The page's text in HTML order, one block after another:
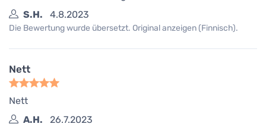
S.H.
4.8.2023
Die Bewertung wurde übersetzt. Original anzeigen (Finnisch).
Nett
Nett
A.H.
26.7.2023